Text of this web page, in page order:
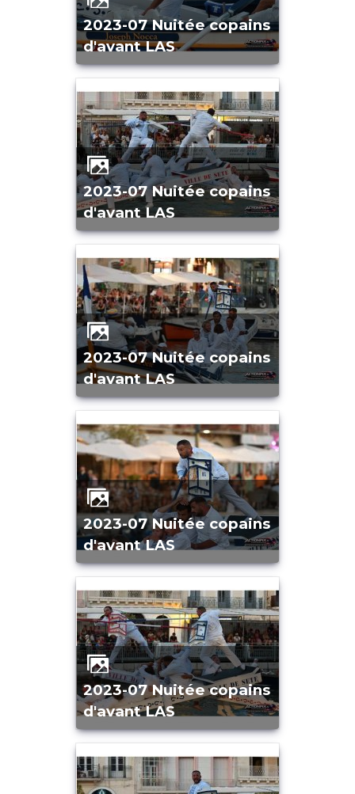
2023-07 Nuitée copains
d'avant LAS
2023-07 Nuitée copains
d'avant LAS
2023-07 Nuitée copains
d'avant LAS
2023-07 Nuitée copains
d'avant LAS
2023-07 Nuitée copains
d'avant LAS